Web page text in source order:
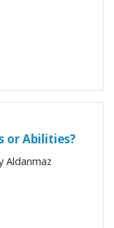
or Abilities?
Aldanmaz